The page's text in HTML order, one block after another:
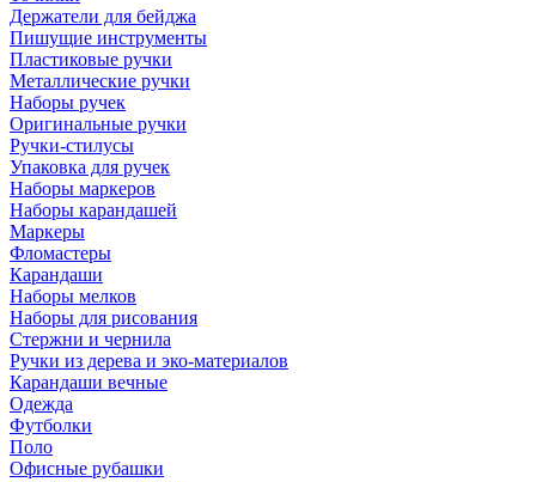
Держатели для бейджа
Пишущие инструменты
Пластиковые ручки
Металлические ручки
Наборы ручек
Оригинальные ручки
Ручки-стилусы
Упаковка для ручек
Наборы маркеров
Наборы карандашей
Маркеры
Фломастеры
Карандаши
Наборы мелков
Наборы для рисования
Стержни и чернила
Ручки из дерева и эко-материалов
Карандаши вечные
Одежда
Футболки
Поло
Офисные рубашки